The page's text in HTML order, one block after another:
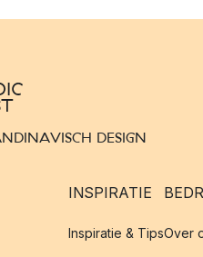
DESIGN
INSPIRATIE
Inspiratie & TipsOver